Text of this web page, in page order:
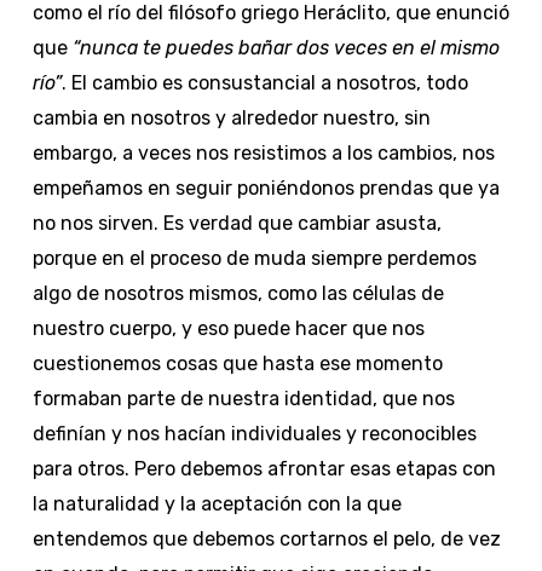
como el río del filósofo griego Heráclito, que enunció
que “nunca te puedes bañar dos veces en el mismo
río”. El cambio es consustancial a nosotros, todo
cambia en nosotros y alrededor nuestro, sin
embargo, a veces nos resistimos a los cambios, nos
empeñamos en seguir poniéndonos prendas que ya
no nos sirven. Es verdad que cambiar asusta,
porque en el proceso de muda siempre perdemos
algo de nosotros mismos, como las células de
nuestro cuerpo, y eso puede hacer que nos
cuestionemos cosas que hasta ese momento
formaban parte de nuestra identidad, que nos
definían y nos hacían individuales y reconocibles
para otros. Pero debemos afrontar esas etapas con
la naturalidad y la aceptación con la que
entendemos que debemos cortarnos el pelo, de vez